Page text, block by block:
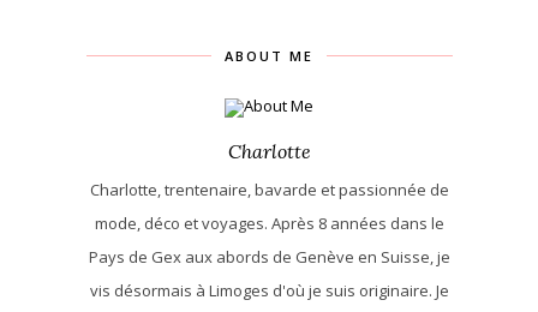
ABOUT ME
Charlotte
Charlotte, trentenaire, bavarde et passionnée de
mode, déco et voyages. Après 8 années dans le
Pays de Gex aux abords de Genève en Suisse, je
vis désormais à Limoges d'où je suis originaire. Je